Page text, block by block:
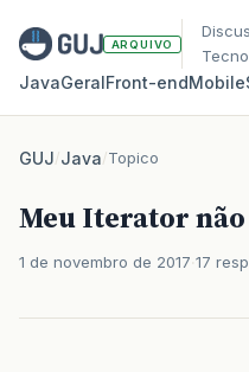
ARQUIVO
JavaGeralFront‑endMobile
GUJ/Java/Topico
Meu Iterator
1 de novembro de 2017 17